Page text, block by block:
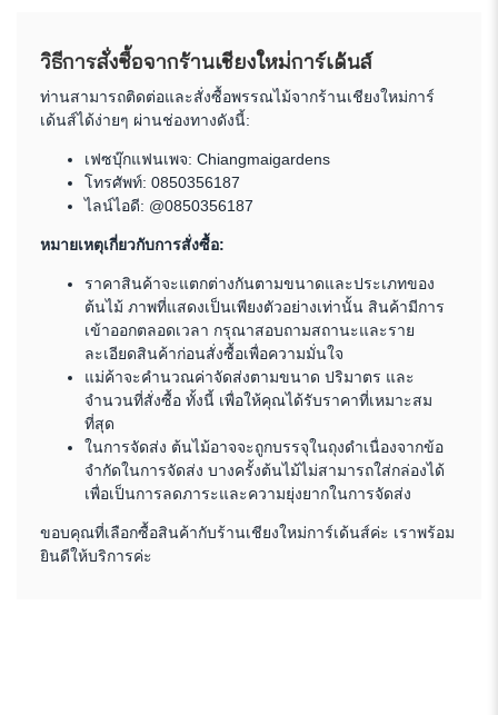
วิธีการสั่งซื้อจากร้านเชียงใหม่การ์เด้นส์
ท่านสามารถติดต่อและสั่งซื้อพรรณไม้จากร้านเชียงใหม่การ์
เด้นส์ได้ง่ายๆ ผ่านช่องทางดังนี้:
เฟซบุ๊กแฟนเพจ: Chiangmaigardens
โทรศัพท์: 0850356187
ไลน์ไอดี: @0850356187
หมายเหตุเกี่ยวกับการสั่งซื้อ:
ราคาสินค้าจะแตกต่างกันตามขนาดและประเภทของ
ต้นไม้ ภาพที่แสดงเป็นเพียงตัวอย่างเท่านั้น สินค้ามีการ
เข้าออกตลอดเวลา กรุณาสอบถามสถานะและราย
ละเอียดสินค้าก่อนสั่งซื้อเพื่อความมั่นใจ
แม่ค้าจะคำนวณค่าจัดส่งตามขนาด ปริมาตร และ
จำนวนที่สั่งซื้อ ทั้งนี้ เพื่อให้คุณได้รับราคาที่เหมาะสม
ที่สุด
ในการจัดส่ง ต้นไม้อาจจะถูกบรรจุในถุงดำเนื่องจากข้อ
จำกัดในการจัดส่ง บางครั้งต้นไม้ไม่สามารถใส่กล่องได้
เพื่อเป็นการลดภาระและความยุ่งยากในการจัดส่ง
ขอบคุณที่เลือกซื้อสินค้ากับร้านเชียงใหม่การ์เด้นส์ค่ะ เราพร้อม
ยินดีให้บริการค่ะ